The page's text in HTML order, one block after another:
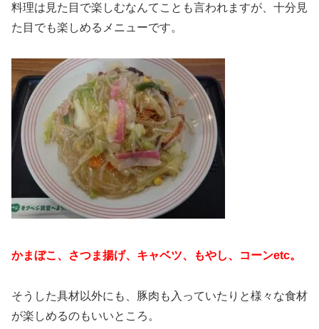
料理は見た目で楽しむなんてことも言われますが、十分見
た目でも楽しめるメニューです。
かまぼこ、さつま揚げ、キャベツ、もやし、コーンetc。
そうした具材以外にも、豚肉も入っていたりと様々な食材
が楽しめるのもいいところ。